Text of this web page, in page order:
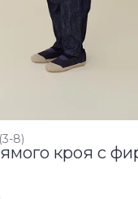
8)
кроя с